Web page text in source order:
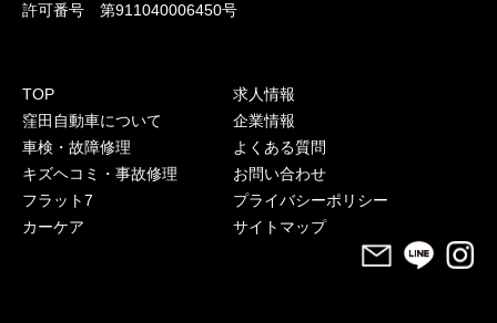
許可番号 第911040006450号
TOP
窪田自動車について
車検・故障修理
キズヘコミ・事故修理
フラット7
カーケア
求人情報
企業情報
よくある質問
お問い合わせ
プライバシーポリシー
サイトマップ